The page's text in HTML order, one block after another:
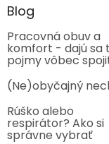
Blog
Pracovná obuv a
komfort - dajú sa
pojmy vôbec
(Ne)obyčajný
Rúško alebo
respirátor? Ako si
správne vybrať